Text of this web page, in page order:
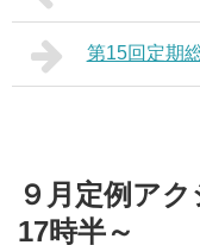
第15回定期
９月定例ア
17時半～